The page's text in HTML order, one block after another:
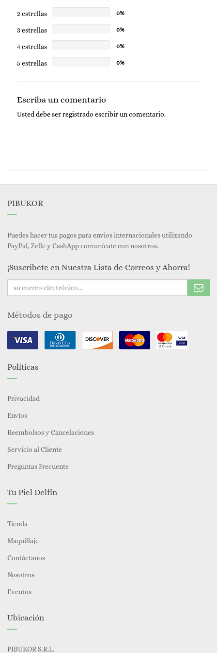
2 estrellas 0%
3 estrellas 0%
4 estrellas 0%
5 estrellas 0%
Escriba un comentario
Usted debe serregistrado escribir un comentario.
PIBUKOR
Puedes hacer tus pagos para envios internacionales utilizando
PayPal, Zelle y CashApp comunícate con nosotros.
¡Suscribete en Nuestra Lista de Correos y Ahorra!
Métodos de pago
Políticas
Privacidad
Envíos
Reembolsos y Cancelaciones
Servicio al Cliente
Preguntas Frecuente
Tu Piel Delfín
Tienda
Maquillaje
Contáctanos
Nosotros
Eventos
Ubicación
PIBUKOR S.R.L.